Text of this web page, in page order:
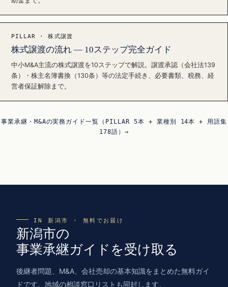
PILLAR · 株式譲渡
株式譲渡の流れ — 10ステップ完全ガイド
中小M&A主流の株式譲渡を10ステップで解説。譲渡承認（会社法139
条）・株主名簿書換（130条）等の法定手続き、必要書類、税務、経
営者保証解除まで。
事業承継・M&Aの実務ガイド一覧（PILLAR 5本 + 業種別 14本 + 用語集
178語）→
IN 新潟市 · 無料でお届け
新潟市の
事業承継ガイドを受け取る
後継者問題、M&A、会社売却の基本知識をまとめた無料ガイ
ドです。地域の相談窓口リストも同封します。